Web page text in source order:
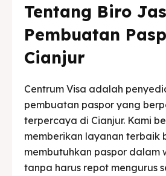
Tentang Biro
Pembuatan
Cianjur
Centrum Visa adalah
pembuatan paspor yang
terpercaya di Cianjur. Kami
memberikan layanan terbaik
membutuhkan paspor dalam
tanpa harus repot mengurus